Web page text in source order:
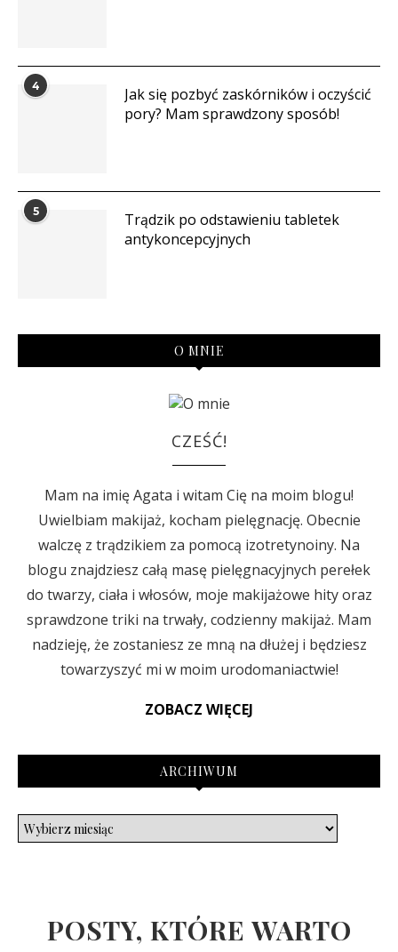
4
Jak się pozbyć zaskórników i oczyścić
pory? Mam sprawdzony sposób!
5
Trądzik po odstawieniu tabletek
antykoncepcyjnych
O MNIE
CZEŚĆ!
Mam na imię Agata i witam Cię na moim blogu!
Uwielbiam makijaż, kocham pielęgnację. Obecnie
walczę z trądzikiem za pomocą izotretynoiny. Na
blogu znajdziesz całą masę pielęgnacyjnych perełek
do twarzy, ciała i włosów, moje makijażowe hity oraz
sprawdzone triki na trwały, codzienny makijaż. Mam
nadzieję, że zostaniesz ze mną na dłużej i będziesz
towarzyszyć mi w moim urodomaniactwie!
ZOBACZ WIĘCEJ
ARCHIWUM
POSTY, KTÓRE WARTO